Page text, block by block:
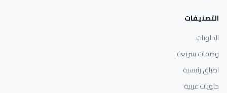
التصنيفات
الحلويات
وصفات سريعة
اطباق رئيسية
حلويات غربية